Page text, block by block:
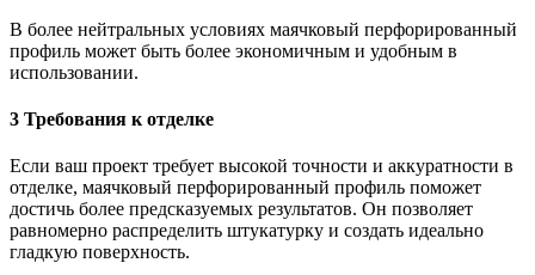
В более нейтральных условиях маячковый перфорированный
профиль может быть более экономичным и удобным в
использовании.
3 Требования к отделке
Если ваш проект требует высокой точности и аккуратности в
отделке, маячковый перфорированный профиль поможет
достичь более предсказуемых результатов. Он позволяет
равномерно распределить штукатурку и создать идеально
гладкую поверхность.